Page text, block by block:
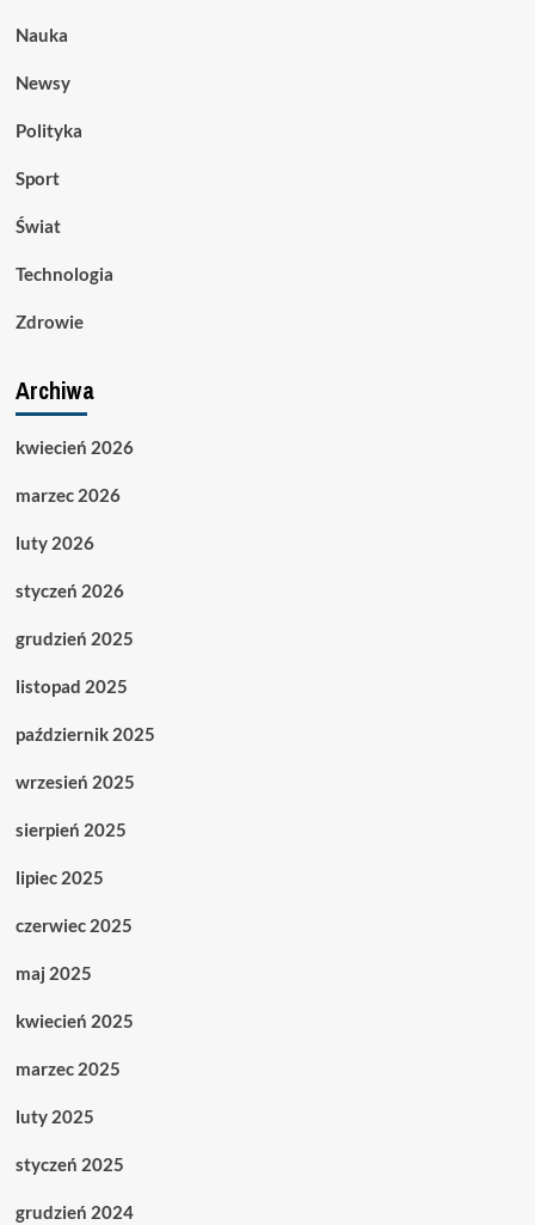
Nauka
Newsy
Polityka
Sport
Świat
Technologia
Zdrowie
Archiwa
kwiecień 2026
marzec 2026
luty 2026
styczeń 2026
grudzień 2025
listopad 2025
październik 2025
wrzesień 2025
sierpień 2025
lipiec 2025
czerwiec 2025
maj 2025
kwiecień 2025
marzec 2025
luty 2025
styczeń 2025
grudzień 2024